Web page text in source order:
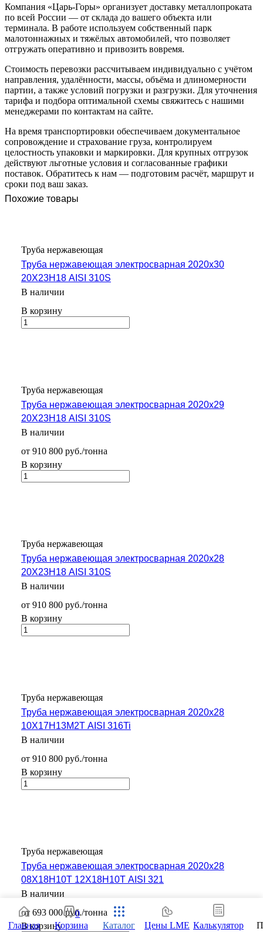
Компания «Царь-Горы» организует доставку металлопроката
по всей России — от склада до вашего объекта или
терминала. В работе используем собственный парк
малотоннажных и тяжёлых автомобилей, что позволяет
отгружать оперативно и привозить вовремя.
Стоимость перевозки рассчитываем индивидуально с учётом
направления, удалённости, массы, объёма и длиномерности
партии, а также условий погрузки и разгрузки. Для уточнения
тарифа и подбора оптимальной схемы свяжитесь с нашими
менеджерами по контактам на сайте.
На время транспортировки обеспечиваем документальное
сопровождение и страхование груза, контролируем
целостность упаковки и маркировки. Для крупных отгрузок
действуют льготные условия и согласованные графики
поставок. Обратитесь к нам — подготовим расчёт, маршрут и
сроки под ваш заказ.
Похожие товары
Труба нержавеющая
Труба нержавеющая электросварная 2020х30
20Х23Н18 AISI 310S
В наличии
В корзину
Труба нержавеющая
Труба нержавеющая электросварная 2020х29
20Х23Н18 AISI 310S
В наличии
от 910 800 руб./тонна
В корзину
Труба нержавеющая
Труба нержавеющая электросварная 2020х28
20Х23Н18 AISI 310S
В наличии
от 910 800 руб./тонна
В корзину
Труба нержавеющая
Труба нержавеющая электросварная 2020х28
10Х17Н13М2Т AISI 316Ti
В наличии
от 910 800 руб./тонна
В корзину
Труба нержавеющая
Труба нержавеющая электросварная 2020х28
08Х18Н10Т 12Х18Н10Т AISI 321
В наличии
от 693 000 руб./тонна
В корзину
Главная
0
Корзина
Каталог Цены LME Калькулятор